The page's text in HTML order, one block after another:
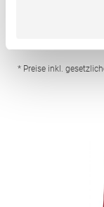
Durchgehender und
Produktsicherheit:
Fashion GmbH Am
* Preise inkl.